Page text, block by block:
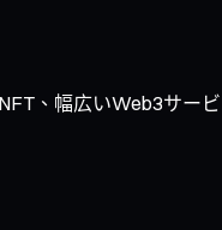
、幅広いWeb3サー